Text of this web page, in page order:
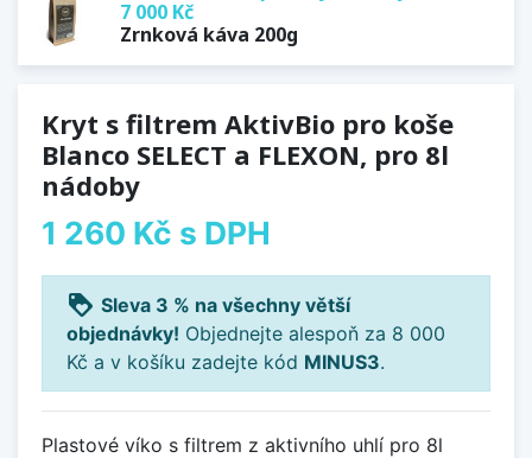
7 000 Kč
Zrnková káva 200g
Kryt s filtrem AktivBio pro koše
Blanco SELECT a FLEXON, pro 8l
nádoby
1 260 Kč s DPH
loyalty Sleva 3 % na všechny větší
objednávky! Objednejte alespoň za 8 000
Kč a v košíku zadejte kód MINUS3.
Plastové víko s filtrem z aktivního uhlí pro 8l